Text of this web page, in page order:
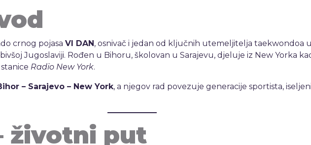
crnog pojasa VI DAN, osnivač i jedan od ključnih utemeljitelja taekwondoa
Jugoslaviji. Rođen u Bihoru, školovan u Sarajevu, djeluje iz New Yorka
Radio New York.
– Sarajevo – New York, a njegov rad povezuje generacije sportista,
životni put